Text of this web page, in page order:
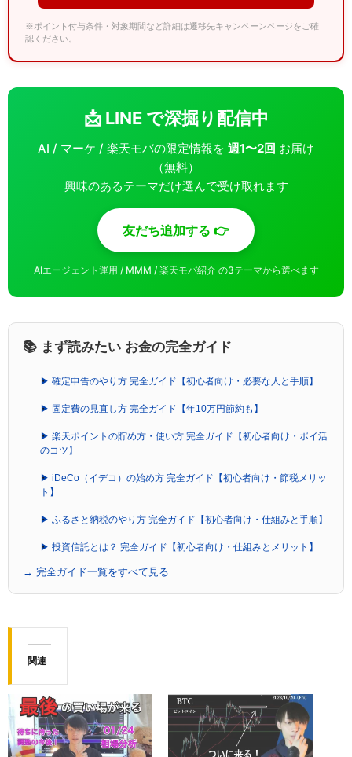
※ポイント付与条件・対象期間など詳細は遷移先キャンペーンページをご確
認ください。
📩 LINE で深掘り配信中
AI / マーケ / 楽天モバの限定情報を 週1〜2回 お届け
（無料）
興味のあるテーマだけ選んで受け取れます
友だち追加する 👉
AIエージェント運用 / MMM / 楽天モバ紹介 の3テーマから選べます
📚 まず読みたい お金の完全ガイド
▶ 確定申告のやり方 完全ガイド【初心者向け・必要な人と手順】
▶ 固定費の見直し方 完全ガイド【年10万円節約も】
▶ 楽天ポイントの貯め方・使い方 完全ガイド【初心者向け・ポイ活
のコツ】
▶ iDeCo（イデコ）の始め方 完全ガイド【初心者向け・節税メリッ
ト】
▶ ふるさと納税のやり方 完全ガイド【初心者向け・仕組みと手順】
▶ 投資信託とは？ 完全ガイド【初心者向け・仕組みとメリット】
→ 完全ガイド一覧をすべて見る
関連